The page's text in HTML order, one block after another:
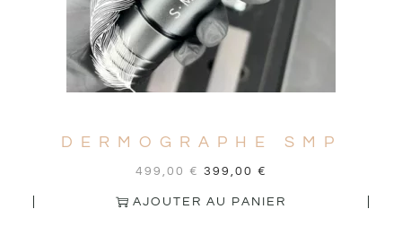
DERMOGRAPHE SMP
499,00 € 399,00 €
AJOUTER AU PANIER